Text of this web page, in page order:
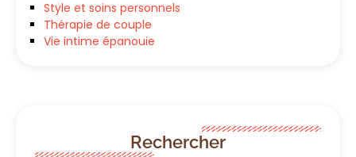
Style et soins personnels
Thérapie de couple
Vie intime épanouie
Rechercher